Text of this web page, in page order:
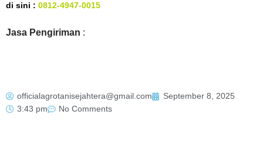
di sini : 0812-4947-0015
Jasa Pengiriman :
officialagrotanisejahtera@gmail.com
September 8, 2025
3:43 pm
No Comments